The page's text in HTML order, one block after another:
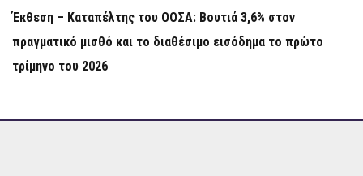
Έκθεση – Καταπέλτης του ΟΟΣΑ: Βουτιά 3,6% στον
πραγματικό μισθό και το διαθέσιμο εισόδημα το πρώτο
τρίμηνο του 2026